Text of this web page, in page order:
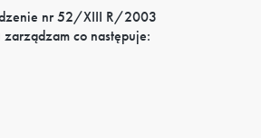
nr 52/XIII R/2003
co następuje: